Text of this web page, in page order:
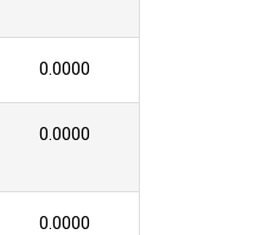
0.0000
0.0000
0.0000